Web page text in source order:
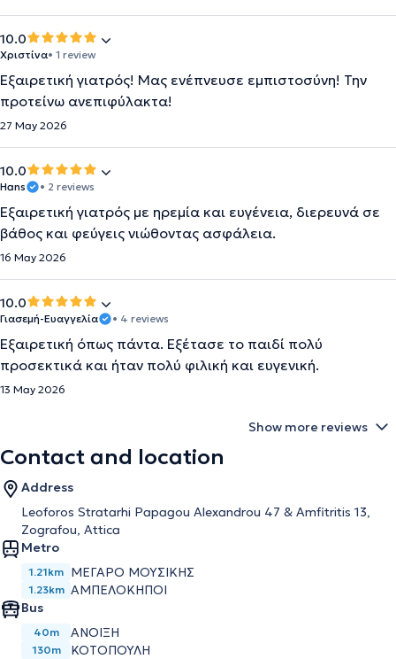
10.0
Χριστίνα• 1 review
Εξαιρετική γιατρός! Μας ενέπνευσε εμπιστοσύνη! Την
προτείνω ανεπιφύλακτα!
27 May 2026
10.0
Hans • 2 reviews
Εξαιρετική γιατρός με ηρεμία και ευγένεια, διερευνά σε
βάθος και φεύγεις νιώθοντας ασφάλεια.
16 May 2026
10.0
Γιασεμή-Ευαγγελία • 4 reviews
Εξαιρετική όπως πάντα. Εξέτασε το παιδί πολύ
προσεκτικά και ήταν πολύ φιλική και ευγενική.
13 May 2026
Show more reviews
Contact and location
Address
Leoforos Stratarhi Papagou Alexandrou 47 & Amfitritis 13,
Zografou, Attica
Metro
1.21km ΜΈΓΑΡΟ ΜΟΥΣΙΚΉΣ
1.23km ΑΜΠΕΛΌΚΗΠΟΙ
Bus
40m ΑΝΟΙΞΗ
130m ΚΟΤΟΠΟΥΛΗ